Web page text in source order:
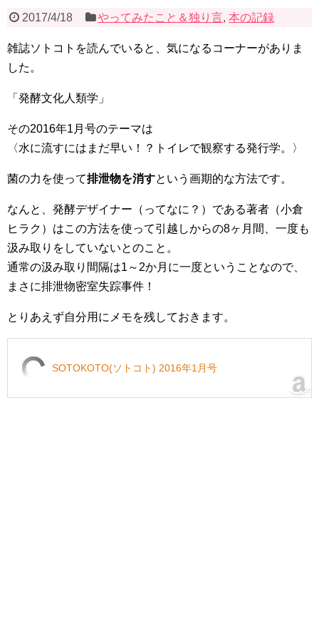
2017/4/18 やってみたこと＆独り言,本の記録
雑誌ソトコトを読んでいると、気になるコーナーがありま
した。
「発酵文化人類学」
その2016年1月号のテーマは
〈水に流すにはまだ早い！？トイレで観察する発行学。〉
菌の力を使って排泄物を消すという画期的な方法です。
なんと、発酵デザイナー（ってなに？）である著者（小倉
ヒラク）はこの方法を使って引越しからの8ヶ月間、一度も
汲み取りをしていないとのこと。
通常の汲み取り間隔は1～2か月に一度ということなので、
まさに排泄物密室失踪事件！
とりあえず自分用にメモを残しておきます。
SOTOKOTO(ソトコト) 2016年1月号